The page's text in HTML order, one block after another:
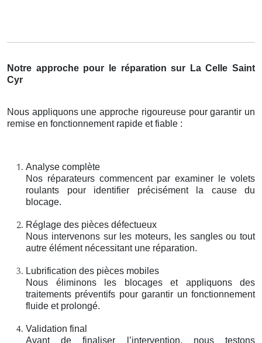
Notre approche pour le réparation sur La Celle Saint
Cyr
Nous appliquons une approche rigoureuse pour garantir un
remise en fonctionnement rapide et fiable :
Analyse complète
Nos réparateurs commencent par examiner le volets
roulants pour identifier précisément la cause du
blocage.
Réglage des pièces défectueux
Nous intervenons sur les moteurs, les sangles ou tout
autre élément nécessitant une réparation.
Lubrification des pièces mobiles
Nous éliminons les blocages et appliquons des
traitements préventifs pour garantir un fonctionnement
fluide et prolongé.
Validation final
Avant de finaliser l’intervention, nous testons